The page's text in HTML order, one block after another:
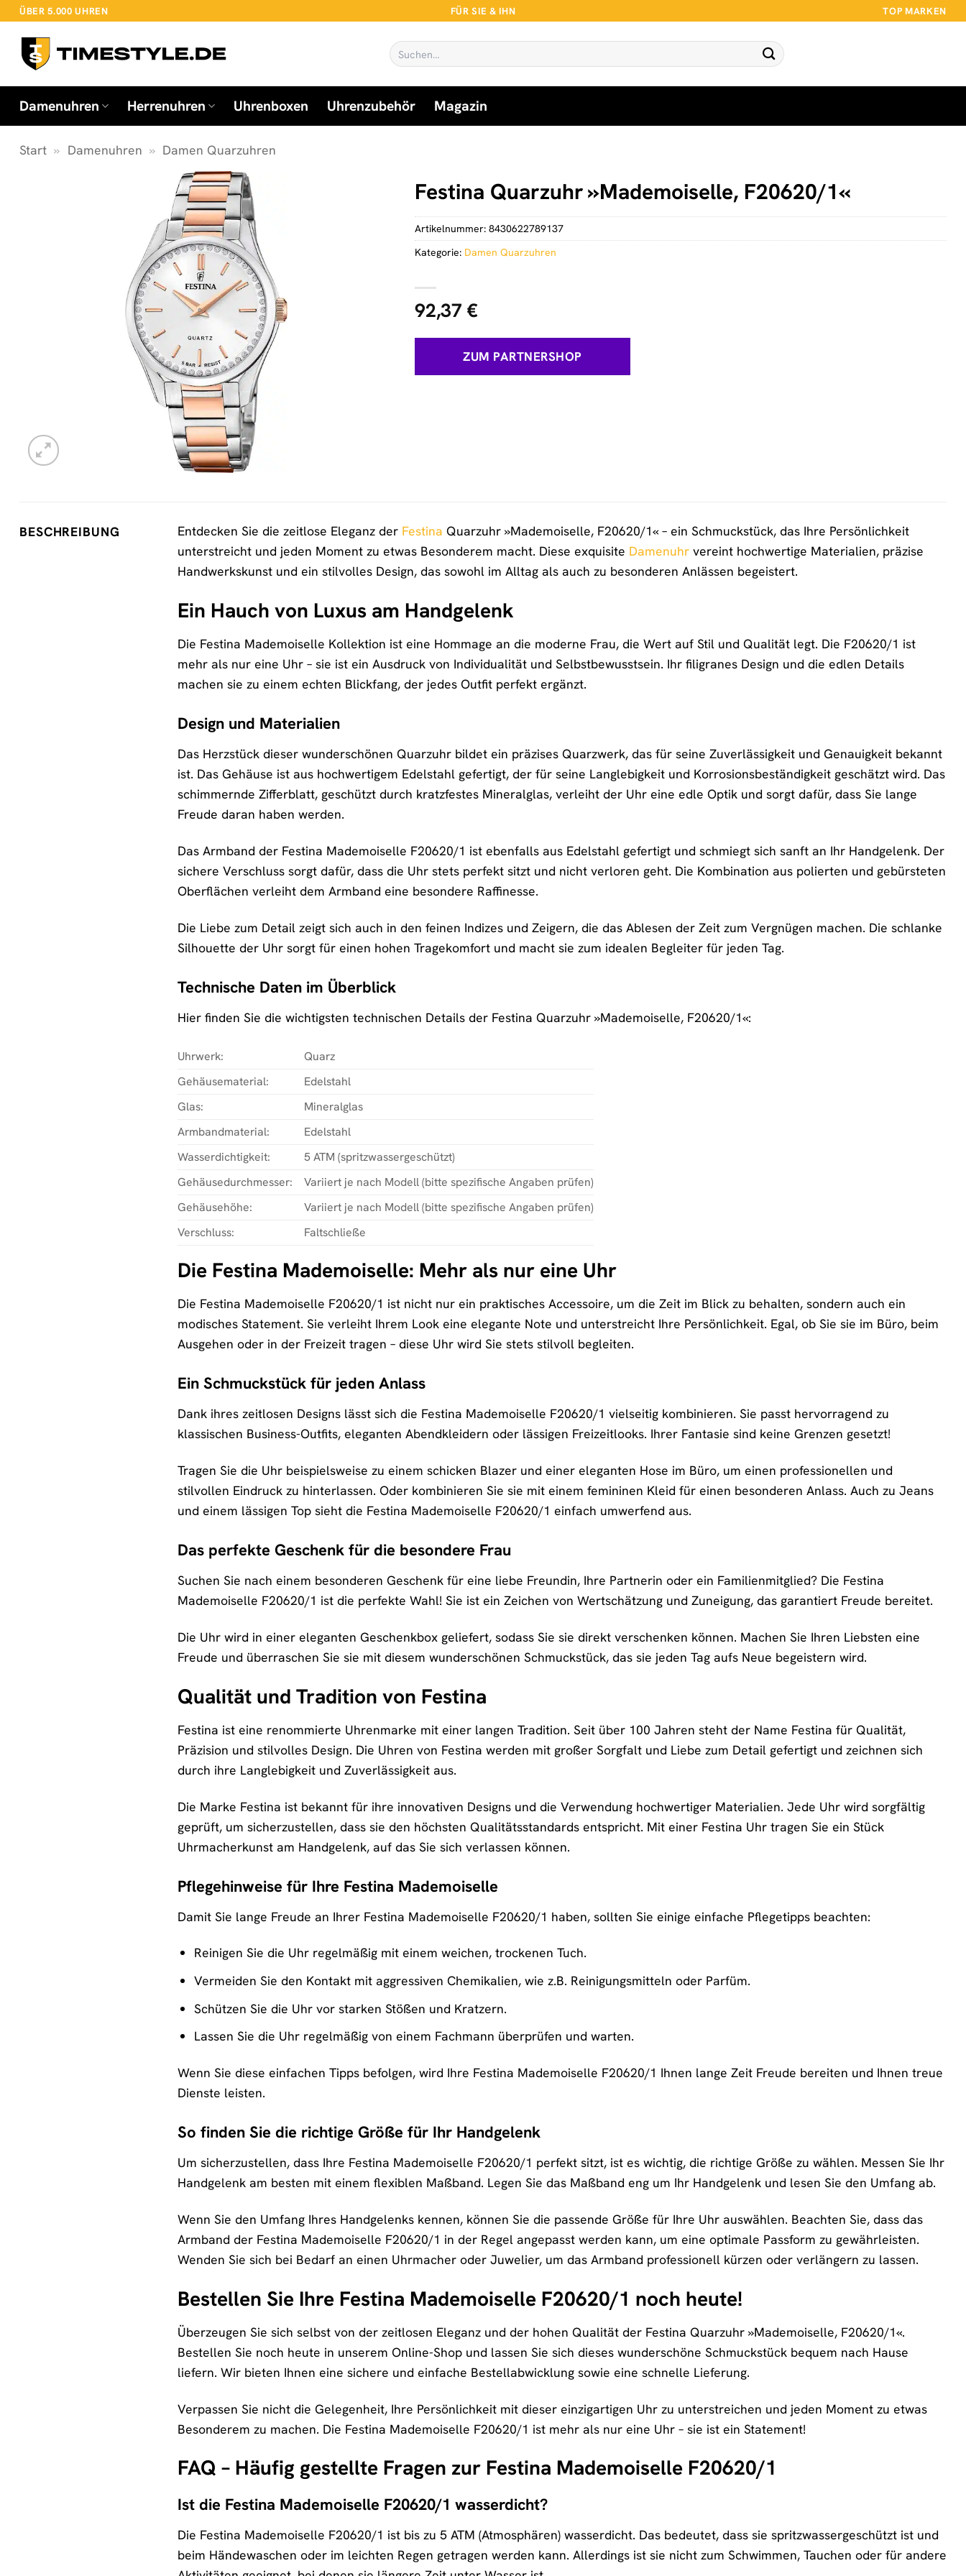
Zum
springen
ÜBER 5.000 UHREN FÜR SIE & IHN TOP MARKEN
Suchen
nach:
Damenuhren Herrenuhren Uhrenboxen Uhrenzubehör Magazin
Start » Damenuhren » Damen Quarzuhren
Festina Quarzuhr »Mademoiselle, F20620/1«
92,37 €
ZUM PARTNERSHOP
Artikelnummer: 8430622789137
Kategorie: Damen Quarzuhren
BESCHREIBUNG Entdecken Sie die zeitlose Eleganz der Festina Quarzuhr »Mademoiselle, F20620/1« – ein Schmuckstück, das Ihre Persönlichkeit
unterstreicht und jeden Moment zu etwas Besonderem macht. Diese exquisite Damenuhr vereint hochwertige Materialien, präzise
Handwerkskunst und ein stilvolles Design, das sowohl im Alltag als auch zu besonderen Anlässen begeistert.
Ein Hauch von Luxus am Handgelenk
Die Festina Mademoiselle Kollektion ist eine Hommage an die moderne Frau, die Wert auf Stil und Qualität legt. Die F20620/1 ist
mehr als nur eine Uhr – sie ist ein Ausdruck von Individualität und Selbstbewusstsein. Ihr filigranes Design und die edlen Details
machen sie zu einem echten Blickfang, der jedes Outfit perfekt ergänzt.
Design und Materialien
Das Herzstück dieser wunderschönen Quarzuhr bildet ein präzises Quarzwerk, das für seine Zuverlässigkeit und Genauigkeit bekannt
ist. Das Gehäuse ist aus hochwertigem Edelstahl gefertigt, der für seine Langlebigkeit und Korrosionsbeständigkeit geschätzt wird. Das
schimmernde Zifferblatt, geschützt durch kratzfestes Mineralglas, verleiht der Uhr eine edle Optik und sorgt dafür, dass Sie lange
Freude daran haben werden.
Das Armband der Festina Mademoiselle F20620/1 ist ebenfalls aus Edelstahl gefertigt und schmiegt sich sanft an Ihr Handgelenk. Der
sichere Verschluss sorgt dafür, dass die Uhr stets perfekt sitzt und nicht verloren geht. Die Kombination aus polierten und gebürsteten
Oberflächen verleiht dem Armband eine besondere Raffinesse.
Die Liebe zum Detail zeigt sich auch in den feinen Indizes und Zeigern, die das Ablesen der Zeit zum Vergnügen machen. Die schlanke
Silhouette der Uhr sorgt für einen hohen Tragekomfort und macht sie zum idealen Begleiter für jeden Tag.
Technische Daten im Überblick
Hier finden Sie die wichtigsten technischen Details der Festina Quarzuhr »Mademoiselle, F20620/1«:
Uhrwerk:
Quarz
Gehäusematerial:
Edelstahl
Glas:
Mineralglas
Armbandmaterial:
Edelstahl
Wasserdichtigkeit:
5 ATM (spritzwassergeschützt)
Gehäusedurchmesser:
Variiert je nach Modell (bitte spezifische Angaben prüfen)
Gehäusehöhe:
Variiert je nach Modell (bitte spezifische Angaben prüfen)
Verschluss:
Faltschließe
Die Festina Mademoiselle: Mehr als nur eine Uhr
Die Festina Mademoiselle F20620/1 ist nicht nur ein praktisches Accessoire, um die Zeit im Blick zu behalten, sondern auch ein
modisches Statement. Sie verleiht Ihrem Look eine elegante Note und unterstreicht Ihre Persönlichkeit. Egal, ob Sie sie im Büro, beim
Ausgehen oder in der Freizeit tragen – diese Uhr wird Sie stets stilvoll begleiten.
Ein Schmuckstück für jeden Anlass
Dank ihres zeitlosen Designs lässt sich die Festina Mademoiselle F20620/1 vielseitig kombinieren. Sie passt hervorragend zu
klassischen Business-Outfits, eleganten Abendkleidern oder lässigen Freizeitlooks. Ihrer Fantasie sind keine Grenzen gesetzt!
Tragen Sie die Uhr beispielsweise zu einem schicken Blazer und einer eleganten Hose im Büro, um einen professionellen und
stilvollen Eindruck zu hinterlassen. Oder kombinieren Sie sie mit einem femininen Kleid für einen besonderen Anlass. Auch zu Jeans
und einem lässigen Top sieht die Festina Mademoiselle F20620/1 einfach umwerfend aus.
Das perfekte Geschenk für die besondere Frau
Suchen Sie nach einem besonderen Geschenk für eine liebe Freundin, Ihre Partnerin oder ein Familienmitglied? Die Festina
Mademoiselle F20620/1 ist die perfekte Wahl! Sie ist ein Zeichen von Wertschätzung und Zuneigung, das garantiert Freude bereitet.
Die Uhr wird in einer eleganten Geschenkbox geliefert, sodass Sie sie direkt verschenken können. Machen Sie Ihren Liebsten eine
Freude und überraschen Sie sie mit diesem wunderschönen Schmuckstück, das sie jeden Tag aufs Neue begeistern wird.
Qualität und Tradition von Festina
Festina ist eine renommierte Uhrenmarke mit einer langen Tradition. Seit über 100 Jahren steht der Name Festina für Qualität,
Präzision und stilvolles Design. Die Uhren von Festina werden mit großer Sorgfalt und Liebe zum Detail gefertigt und zeichnen sich
durch ihre Langlebigkeit und Zuverlässigkeit aus.
Die Marke Festina ist bekannt für ihre innovativen Designs und die Verwendung hochwertiger Materialien. Jede Uhr wird sorgfältig
geprüft, um sicherzustellen, dass sie den höchsten Qualitätsstandards entspricht. Mit einer Festina Uhr tragen Sie ein Stück
Uhrmacherkunst am Handgelenk, auf das Sie sich verlassen können.
Pflegehinweise für Ihre Festina Mademoiselle
Damit Sie lange Freude an Ihrer Festina Mademoiselle F20620/1 haben, sollten Sie einige einfache Pflegetipps beachten:
Reinigen Sie die Uhr regelmäßig mit einem weichen, trockenen Tuch.
Vermeiden Sie den Kontakt mit aggressiven Chemikalien, wie z.B. Reinigungsmitteln oder Parfüm.
Schützen Sie die Uhr vor starken Stößen und Kratzern.
Lassen Sie die Uhr regelmäßig von einem Fachmann überprüfen und warten.
Wenn Sie diese einfachen Tipps befolgen, wird Ihre Festina Mademoiselle F20620/1 Ihnen lange Zeit Freude bereiten und Ihnen treue
Dienste leisten.
So finden Sie die richtige Größe für Ihr Handgelenk
Um sicherzustellen, dass Ihre Festina Mademoiselle F20620/1 perfekt sitzt, ist es wichtig, die richtige Größe zu wählen. Messen Sie Ihr
Handgelenk am besten mit einem flexiblen Maßband. Legen Sie das Maßband eng um Ihr Handgelenk und lesen Sie den Umfang ab.
Wenn Sie den Umfang Ihres Handgelenks kennen, können Sie die passende Größe für Ihre Uhr auswählen. Beachten Sie, dass das
Armband der Festina Mademoiselle F20620/1 in der Regel angepasst werden kann, um eine optimale Passform zu gewährleisten.
Wenden Sie sich bei Bedarf an einen Uhrmacher oder Juwelier, um das Armband professionell kürzen oder verlängern zu lassen.
Bestellen Sie Ihre Festina Mademoiselle F20620/1 noch heute!
Überzeugen Sie sich selbst von der zeitlosen Eleganz und der hohen Qualität der Festina Quarzuhr »Mademoiselle, F20620/1«.
Bestellen Sie noch heute in unserem Online-Shop und lassen Sie sich dieses wunderschöne Schmuckstück bequem nach Hause
liefern. Wir bieten Ihnen eine sichere und einfache Bestellabwicklung sowie eine schnelle Lieferung.
Verpassen Sie nicht die Gelegenheit, Ihre Persönlichkeit mit dieser einzigartigen Uhr zu unterstreichen und jeden Moment zu etwas
Besonderem zu machen. Die Festina Mademoiselle F20620/1 ist mehr als nur eine Uhr – sie ist ein Statement!
FAQ – Häufig gestellte Fragen zur Festina Mademoiselle F20620/1
Ist die Festina Mademoiselle F20620/1 wasserdicht?
Die Festina Mademoiselle F20620/1 ist bis zu 5 ATM (Atmosphären) wasserdicht. Das bedeutet, dass sie spritzwassergeschützt ist und
beim Händewaschen oder im leichten Regen getragen werden kann. Allerdings ist sie nicht zum Schwimmen, Tauchen oder für andere